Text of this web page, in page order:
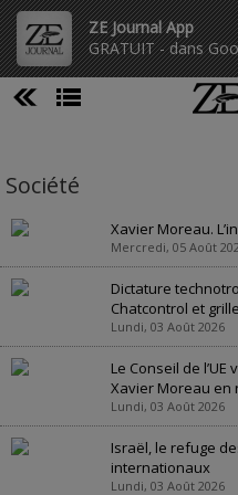
ZE Journal App
GRATUIT - dans
Société
Xavier Moreau.
Mercredi, 05 Août
Dictature
Chatcontrol et
Lundi, 03 Août 2026
Le Conseil de
Xavier Moreau en
Lundi, 03 Août 2026
Israël, le refuge
internationaux
Lundi, 03 Août 2026